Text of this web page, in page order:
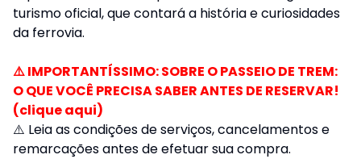
turismo oficial, que contará a história e curiosidades
da ferrovia.
⚠️ IMPORTANTÍSSIMO: SOBRE O PASSEIO DE TREM:
O QUE VOCÊ PRECISA SABER ANTES DE RESERVAR!
(clique aqui)
⚠️ Leia as condições de serviços, cancelamentos e
remarcações antes de efetuar sua compra.